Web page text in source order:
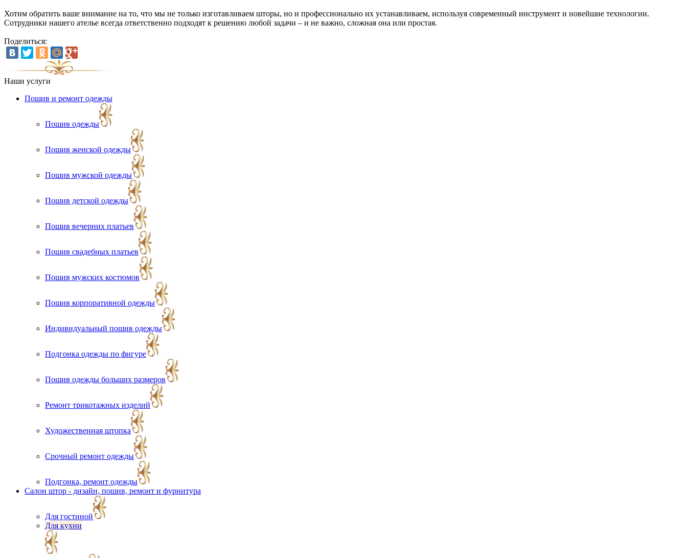
Хотим обратить ваше внимание на то, что мы не только изготавливаем шторы, но и профессионально их устанавливаем, используя современный инструмент и новейшие технологии.
Сотрудники нашего ателье всегда ответственно подходят к решению любой задачи – и не важно, сложная она или простая.
Поделиться:
Наши услуги
Пошив и ремонт одежды
Пошив одежды
Пошив женской одежды
Пошив мужской одежды
Пошив детской одежды
Пошив вечерних платьев
Пошив свадебных платьев
Пошив мужских костюмов
Пошив корпоративной одежды
Индивидуальный пошив одежды
Подгонка одежды по фигуре
Пошив одежды больших размеров
Ремонт трикотажных изделий
Художественная штопка
Срочный ремонт одежды
Подгонка, ремонт одежды
Салон штор - дизайн, пошив, ремонт и фурнитура
Для гостиной
Для кухни